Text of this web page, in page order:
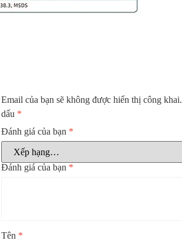
Email của bạn sẽ không được hiển thị công khai.
dấu *
Đánh giá của bạn *
Đánh giá của bạn *
Tên *